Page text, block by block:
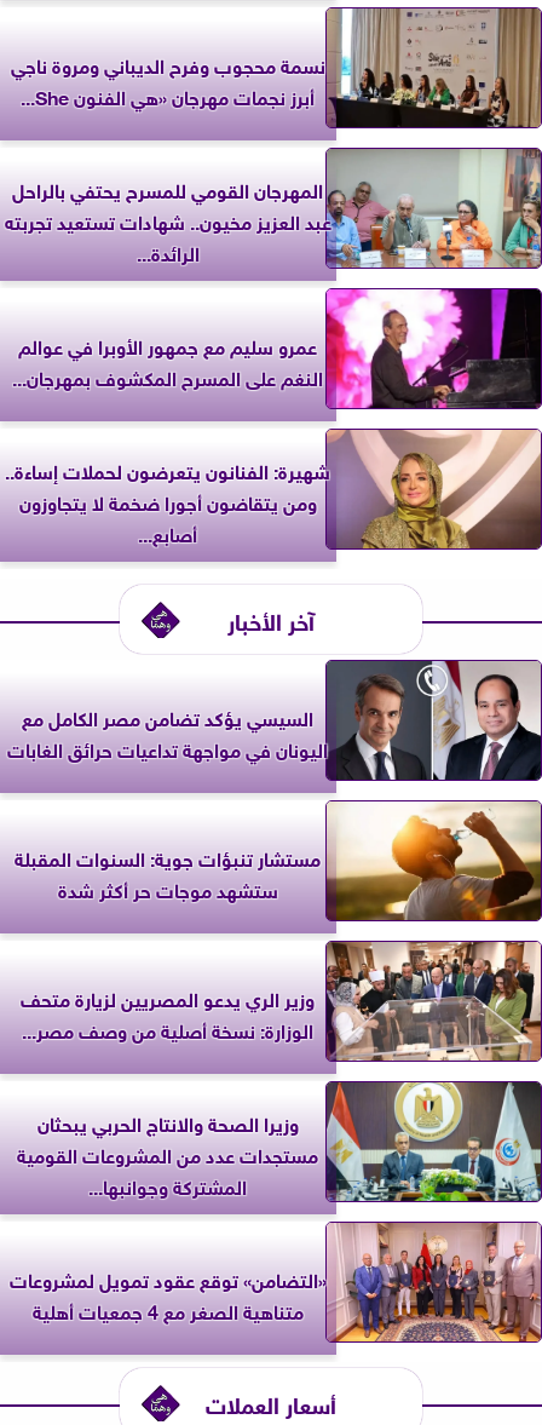
نسمة محجوب وفرح الديباني ومروة ناجي
أبرز نجمات مهرجان «هي الفنون She...
المهرجان القومي للمسرح يحتفي بالراحل
عبد العزيز مخيون.. شهادات تستعيد تجربته
الرائدة...
عمرو سليم مع جمهور الأوبرا في عوالم
النغم على المسرح المكشوف بمهرجان...
شهيرة: الفنانون يتعرضون لحملات إساءة..
ومن يتقاضون أجورا ضخمة لا يتجاوزون
أصابع...
آخر الأخبار
السيسي يؤكد تضامن مصر الكامل مع
اليونان في مواجهة تداعيات حرائق الغابات
مستشار تنبؤات جوية: السنوات المقبلة
ستشهد موجات حر أكثر شدة
وزير الري يدعو المصريين لزيارة متحف
الوزارة: نسخة أصلية من وصف مصر...
وزيرا الصحة والانتاج الحربي يبحثان
مستجدات عدد من المشروعات القومية
المشتركة وجوانبها...
«التضامن» توقع عقود تمويل لمشروعات
متناهية الصغر مع 4 جمعيات أهلية
أسعار العملات